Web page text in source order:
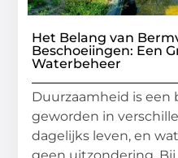
Het Belang van
Beschoeiingen: Een
Waterbeheer
Duurzaamheid is
geworden in
dagelijks leven, en